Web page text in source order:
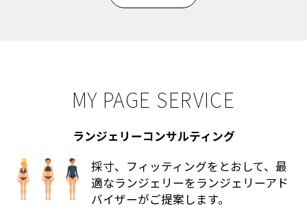
MY PAGE SERVICE
ランジェリーコンサルティング
採寸、フィッティングをとおして、最
適なランジェリーをランジェリーアド
バイザーがご提案します。